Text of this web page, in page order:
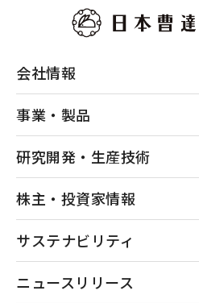
会社情報
事業・製品
研究開発・生産技術
株主・投資家情報
サステナビリティ
ニュースリリース